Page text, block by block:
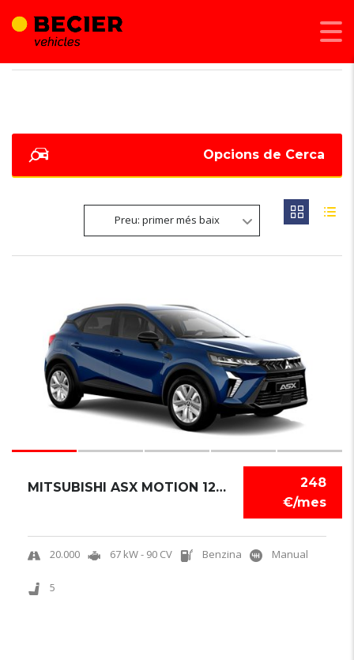
Opcions de Cerca
Preu: primer més baix
248
€/mes
MITSUBISHI ASX MOTION 120T
20.000 67 kW - 90 CV Benzina Manual
5